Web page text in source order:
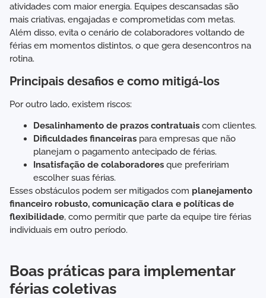
atividades com maior energia. Equipes descansadas são
mais criativas, engajadas e comprometidas com metas.
Além disso, evita o cenário de colaboradores voltando de
férias em momentos distintos, o que gera desencontros na
rotina.
Principais desafios e como mitigá-los
Por outro lado, existem riscos:
Desalinhamento de prazos contratuais com clientes.
Dificuldades financeiras para empresas que não
planejam o pagamento antecipado de férias.
Insatisfação de colaboradores que prefeririam
escolher suas férias.
Esses obstáculos podem ser mitigados com planejamento
financeiro robusto, comunicação clara e políticas de
flexibilidade, como permitir que parte da equipe tire férias
individuais em outro período.
Boas práticas para implementar
férias coletivas